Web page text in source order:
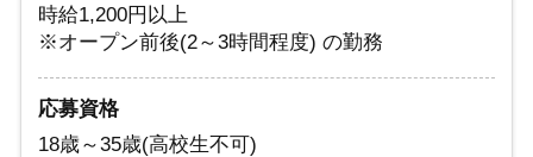
時給1,200円以上
※オープン前後(2～3時間程度) の勤務
応募資格
18歳～35歳(高校生不可)